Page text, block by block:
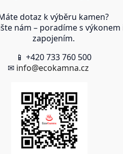
dotaz k výběru kamen?
nám – poradíme s výkonem
zapojením.
📱 +420 733 760 500
✉ info@ecokamna.cz